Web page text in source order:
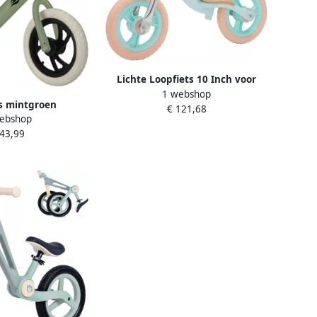
mintgroen
Lichte Loopfiets 10 Inch voor
Peuters Eerste Fiets Zonder
Trappers
1 webshop
€ 121,68